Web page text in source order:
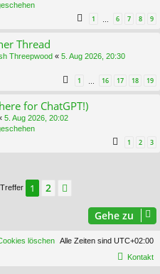
1 … 6 7 8 9
Thread
Threepwood « 5. Aug 2026, 20:30
1 … 16 17 18 19
for ChatGPT!)
5. Aug 2026, 20:02
1 2 3
1 2
Gehe zu
Alle Zeiten sind UTC+02:00
löschen
Kontakt